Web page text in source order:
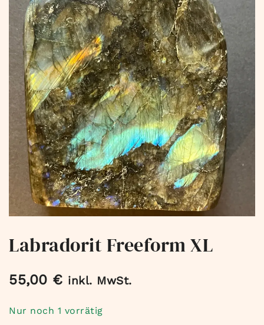
Labradorit Freeform XL
55,00 € inkl. MwSt.
Nur noch 1 vorrätig